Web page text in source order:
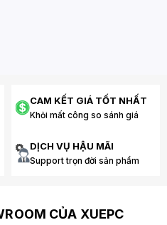
CAM KẾT GIÁ TỐT NHẤT
Khỏi mất công so sánh giá
DỊCH VỤ HẬU MÃI
Support trọn đời sản phẩm
CỦA XUEPC